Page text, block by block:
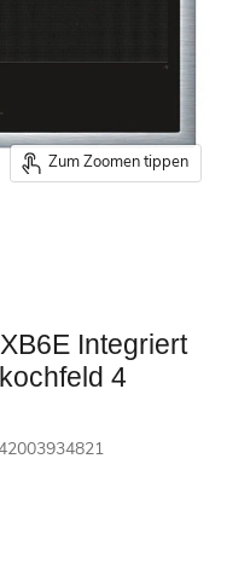
Zum Zoomen tippen
Integriert
4